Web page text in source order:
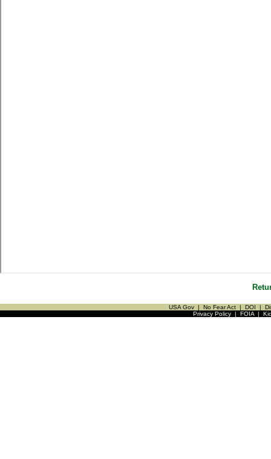
USA Gov | No Fear Act | DOI |
Privacy Policy| FOIA|